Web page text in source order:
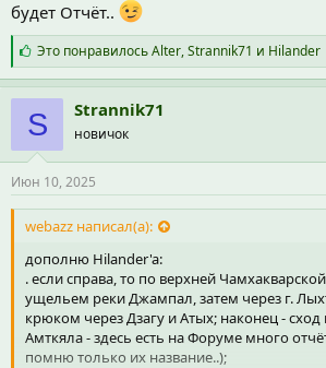
будет Отчёт..
С
и
м
п
а
т
и
:
Это понравилосьAlter,Strannik71 и Hilander
S Strannik71
новичок
Июн 10, 2025
webazz написал(а):
дополню Hilander'a:
. если справа, то по верхней
ущельем реки Джампал, затем через г.
крюком через Дзагу и Атых; наконец -
Амткяла - здесь есть на Форуме много
помню только их название..);